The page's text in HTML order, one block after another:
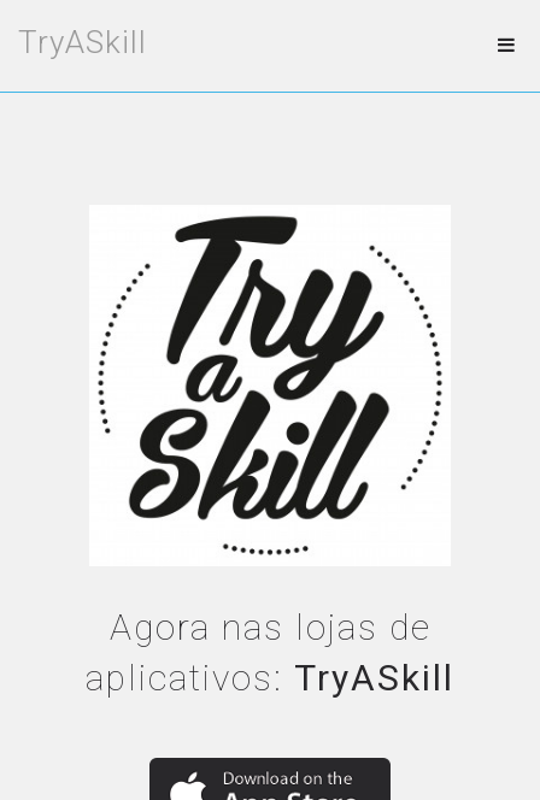
TryASkill
Agora nas lojas de
aplicativos: TryASkill